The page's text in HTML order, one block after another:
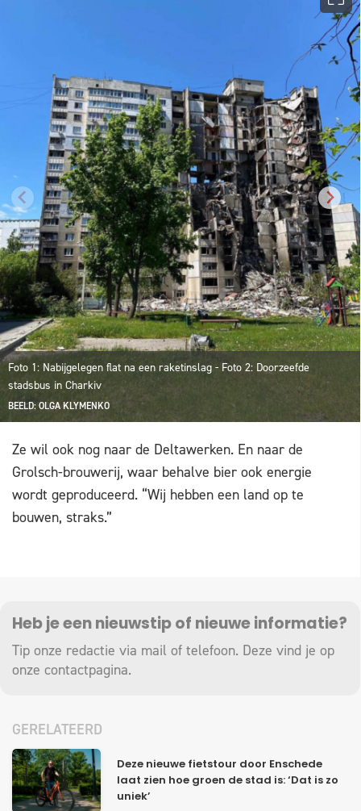
Foto 1: Nabijgelegen flat na een raketinslag - Foto 2: Doorzeefde
stadsbus in Charkiv
BEELD: OLGA KLYMENKO
Ze wil ook nog naar de Deltawerken. En naar de
Grolsch-brouwerij, waar behalve bier ook energie
wordt geproduceerd. “Wij hebben een land op te
bouwen, straks.”
Heb je een nieuwstip of nieuwe informatie?
Tip onze redactie via mail of telefoon. Deze vind je op
onze contactpagina.
GERELATEERD
Deze nieuwe fietstour door Enschede
laat zien hoe groen de stad is: ‘Dat is zo
uniek’